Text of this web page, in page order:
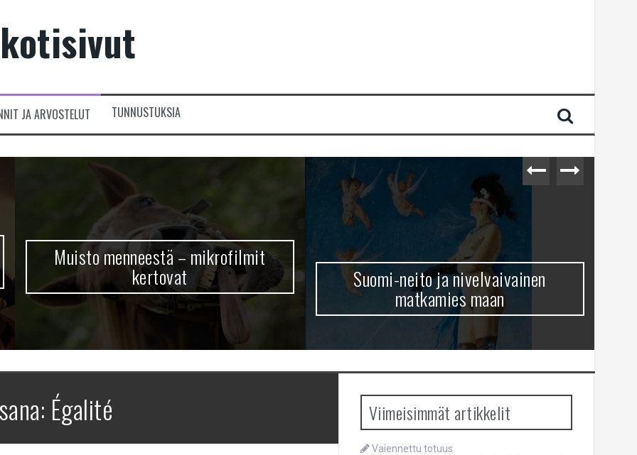
JA ARVOSTELUT TUNNUSTUKSIA
Muisto menneestä – mikrofilmit
kertovat Suomi-neito ja nivelvaivainen
matkamies maan
Égalité
Viimeisimmät artikkelit
Vaiennettu totuus